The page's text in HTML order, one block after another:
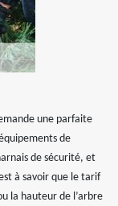
une parfaite
de
de sécurité, et
à savoir que le tarif
la hauteur de l’arbre